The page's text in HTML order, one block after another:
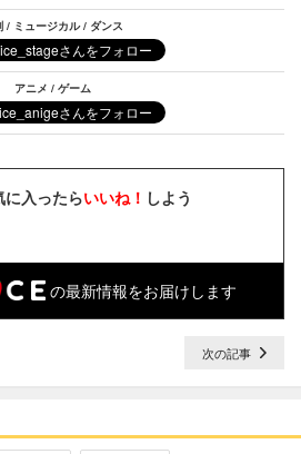
/ ミュージカル / ダンス
アニメ / ゲーム
に入ったらいいね！ しよう
の最新情報をお届けします
次の記事